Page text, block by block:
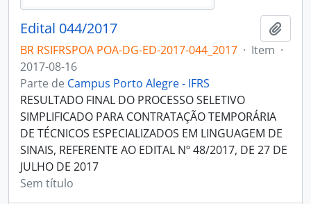
Edital 044/2017
BR RSIFRSPOA POA-DG-ED-2017-044_2017 · Item ·
2017-08-16
Parte de Campus Porto Alegre - IFRS
RESULTADO FINAL DO PROCESSO SELETIVO
SIMPLIFICADO PARA CONTRATAÇÃO TEMPORÁRIA
DE TÉCNICOS ESPECIALIZADOS EM LINGUAGEM DE
SINAIS, REFERENTE AO EDITAL Nº 48/2017, DE 27 DE
JULHO DE 2017
Sem título